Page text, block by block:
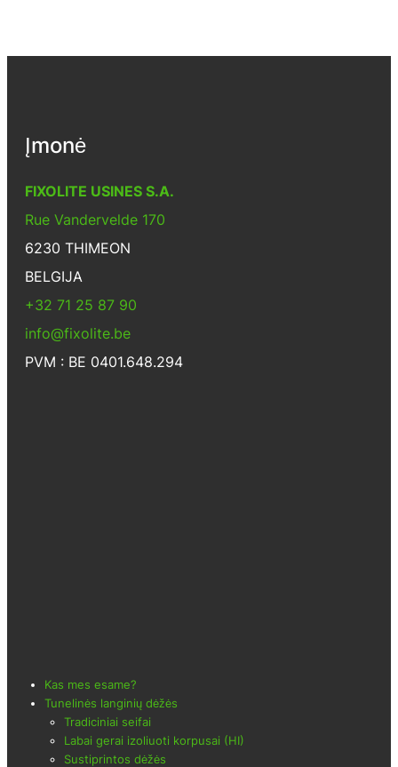
Įmonė
FIXOLITE USINES S.A.
Rue Vandervelde 170
6230 THIMEON
BELGIJA
+32 71 25 87 90
info@fixolite.be
PVM : BE 0401.648.294
Kas mes esame?
Tunelinės langinių dėžės
Tradiciniai seifai
Labai gerai izoliuoti korpusai (HI)
Sustiprintos dėžės